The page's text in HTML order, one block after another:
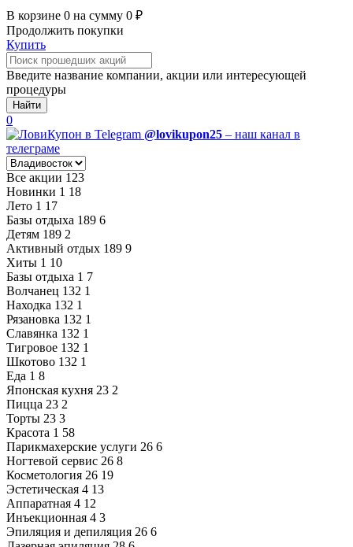
В корзине 0 на сумму 0 ₽
Продолжить покупки
Купить
Введите название компании, акции или интересующей
процедуры
Найти
0
@lovikupon25 – наш канал в
телеграме
Все акции 123
Новинки 1 18
Лето 1 17
Базы отдыха 189 6
Детям 189 2
Активный отдых 189 9
Хиты 1 10
Базы отдыха 1 7
Волчанец 132 1
Находка 132 1
Рязановка 132 1
Славянка 132 1
Тигровое 132 1
Шкотово 132 1
Еда 1 8
Японская кухня 23 2
Пицца 23 2
Торты 23 3
Красота 1 58
Парикмахерские услуги 26 6
Ногтевой сервис 26 8
Косметология 26 19
Эстетическая 4 13
Аппаратная 4 12
Инъекционная 4 3
Эпиляция и депиляция 26 6